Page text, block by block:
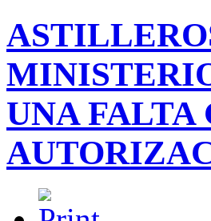
UNA FALTA